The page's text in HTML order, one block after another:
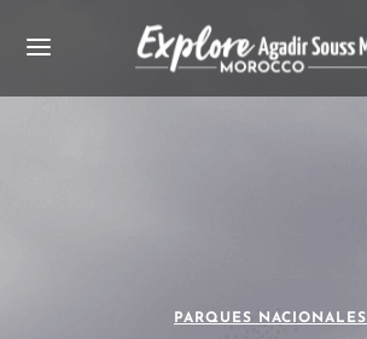
PARQUES NACIONALES